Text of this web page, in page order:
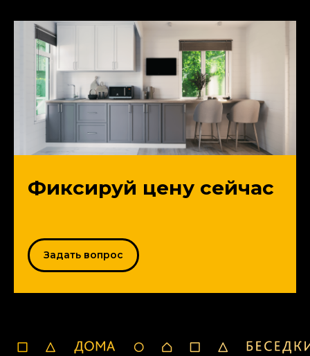
Фиксируй цену сейчас
Задать вопрос